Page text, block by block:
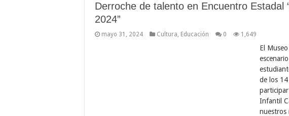
Derroche de talento en Encuentro Estadal
2024”
mayo 31, 2024 Cultura Educación 0 1,649
El
de los
Infantil
nuestros